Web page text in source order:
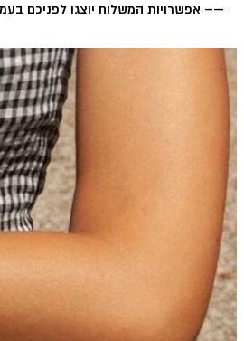
—– אפשרויות המשלוח יוצגו לפניכם